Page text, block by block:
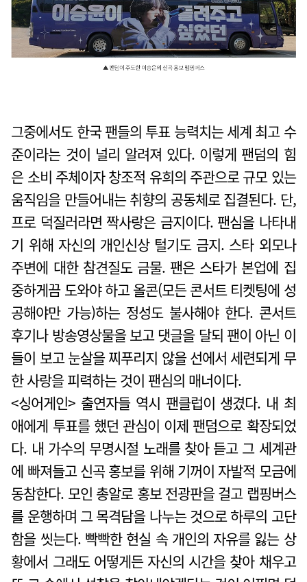
그중에서도 한국 팬들의 투표 능력치는 세계 최고 수
준이라는 것이 널리 알려져 있다. 이렇게 팬덤의 힘
은 소비 주체이자 창조적 유희의 주관으로 규모 있는
움직임을 만들어내는 취향의 공동체로 집결된다. 단,
프로 덕질러라면 짝사랑은 금지이다. 팬심을 나타내
기 위해 자신의 개인신상 털기도 금지. 스타 외모나
주변에 대한 참견질도 금물. 팬은 스타가 본업에 집
중하게끔 도와야 하고 올콘(모든 콘서트 티켓팅에 성
공해야만 가능)하는 정성도 불사해야 한다. 콘서트
후기나 방송영상물을 보고 댓글을 달되 팬이 아닌 이
들이 보고 눈살을 찌푸리지 않을 선에서 세련되게 무
한 사랑을 피력하는 것이 팬심의 매너이다.
<싱어게인> 출연자들 역시 팬클럽이 생겼다. 내 최
애에게 투표를 했던 관심이 이제 팬덤으로 확장되었
다. 내 가수의 무명시절 노래를 찾아 듣고 그 세계관
에 빠져들고 신곡 홍보를 위해 기꺼이 자발적 모금에
동참한다. 모인 총알로 홍보 전광판을 걸고 랩핑버스
를 운행하며 그 목격담을 나누는 것으로 하루의 고단
함을 씻는다. 빡빡한 현실 속 개인의 자유를 잃는 상
황에서 그래도 어떻게든 자신의 시간을 찾아 채우고